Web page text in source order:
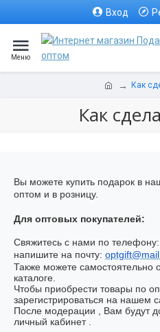
Вход
Как
Как
Вы можете купить подарок в
оптом и в розницу.
Для оптовых покупателей:
Свяжитесь с нами по
напишите на почту:
Также можете самостоятельно
каталоге.
Чтобы приобрести товары по
зарегистрироваться на нашем
После модерации , Вам будут
личный кабинет .